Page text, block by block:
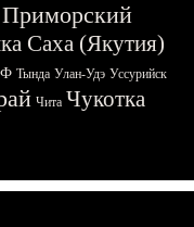
Приморский
Саха (Якутия)
Тында Улан-Удэ Уссурийск
Чита Чукотка